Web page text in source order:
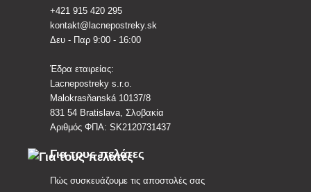
+421 915 420 295
kontakt@lacnepostreky.sk
Δευ - Παρ 9:00 - 16:00
Έδρα εταιρείας:
Lacnepostreky s.r.o.
Malokrasňanská 10137/8
831 54 Bratislava, Σλοβακία
Αριθμός ΦΠΑ: SK2120731437
Για τους πελάτες
Πώς συσκευάζουμε τις αποστολές σας